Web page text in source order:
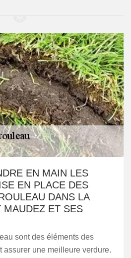
EN MAIN LES
EN PLACE DES
DANS LA
MAUDEZ ET SES
sont des éléments des
assurer une meilleure verdure.